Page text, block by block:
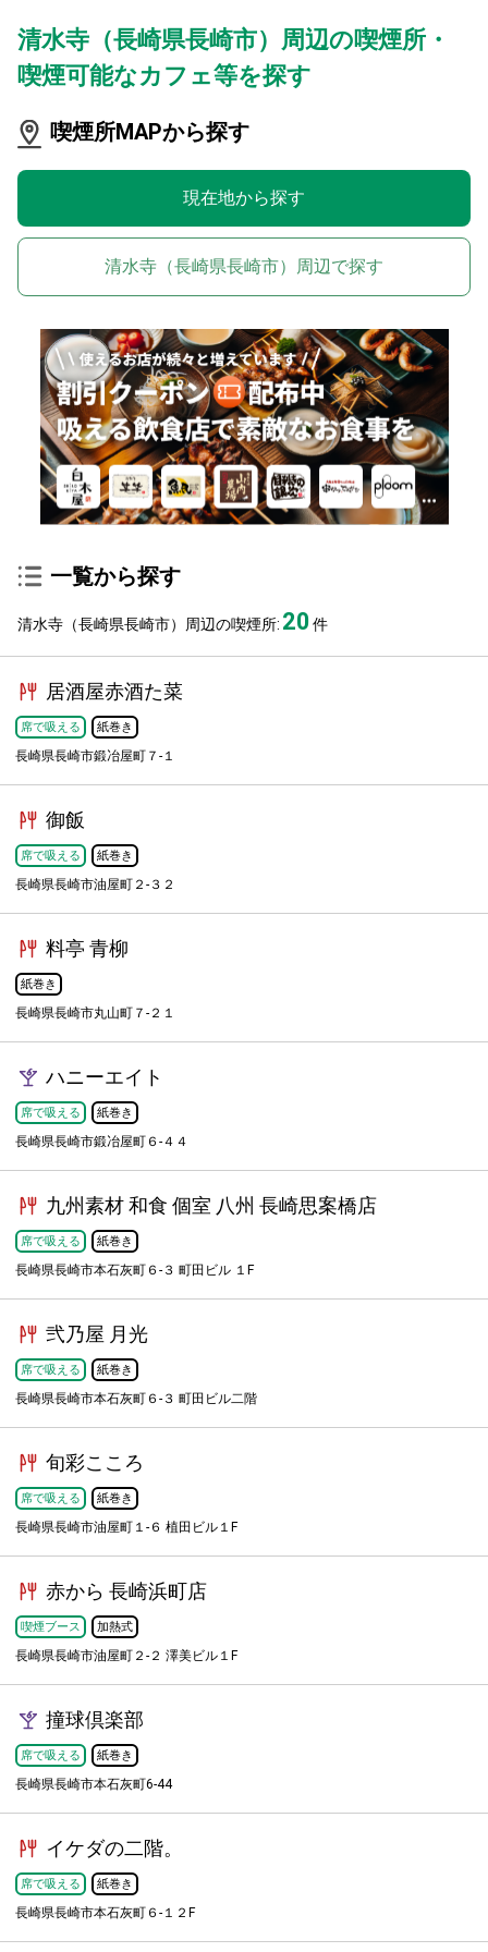
清水寺（長崎県長崎市）周辺の喫煙所・
喫煙可能なカフェ等を探す
喫煙所MAPから探す
現在地から探す
清水寺（長崎県長崎市）周辺で探す
一覧から探す
清水寺（長崎県長崎市）周辺の喫煙所: 20件
居酒屋赤酒た菜
席で吸える 紙巻き
長崎県長崎市鍛冶屋町７-１
御飯
席で吸える 紙巻き
長崎県長崎市油屋町２-３２
料亭 青柳
紙巻き
長崎県長崎市丸山町７-２１
ハニーエイト
席で吸える 紙巻き
長崎県長崎市鍛冶屋町６-４４
九州素材 和食 個室 八州 長崎思案橋店
席で吸える 紙巻き
長崎県長崎市本石灰町６-３ 町田ビル １F
弐乃屋 月光
席で吸える 紙巻き
長崎県長崎市本石灰町６-３ 町田ビル二階
旬彩こころ
席で吸える 紙巻き
長崎県長崎市油屋町１-６ 植田ビル１F
赤から 長崎浜町店
喫煙ブース 加熱式
長崎県長崎市油屋町２-２ 澤美ビル１F
撞球倶楽部
席で吸える 紙巻き
長崎県長崎市本石灰町6-44
イケダの二階。
席で吸える 紙巻き
長崎県長崎市本石灰町６-１２F